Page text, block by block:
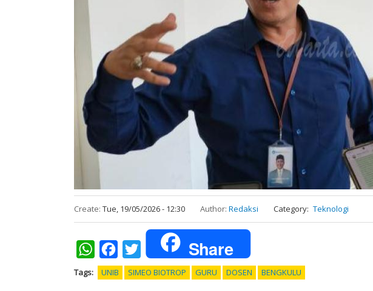
Create: Tue, 19/05/2026 - 12:30 Author: Redaksi Category Teknologi
WhatsAppFacebookTwitter Share
Tags UNIB SIMEO BIOTROP GURU DOSEN BENGKULU